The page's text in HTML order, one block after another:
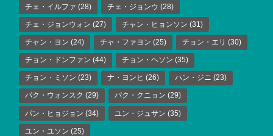
チェ・イルファ (28) チェ・ジョンウ (28)
チェ・ジョンウォン (27) チャン・ヒョンソン (31)
チャン・ヨン (24) チャ・ファヨン (25) チョン・エリ (30)
チョン・ドンファン (44) チョン・ヘソン (35)
チョン・ミソン (23) ナ・ヨンヒ (26) ハン・ジニ (23)
パク・ウォンスク (29) パク・クニョン (29)
パン・ヒョジョン (34) ユン・ジュサン (35)
ユン・ユソン (25)